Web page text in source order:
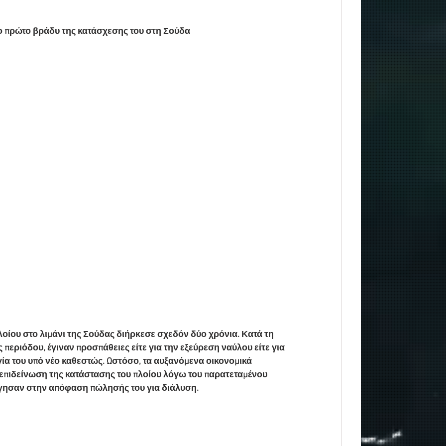
πρώτο βράδυ της κατάσχεσης του στη Σούδα
στο λιμάνι της Σούδας διήρκεσε σχεδόν δύο χρόνια. Κατά τη
περιόδου, έγιναν προσπάθειες είτε για την εξεύρεση ναύλου είτε για
του υπό νέο καθεστώς. Ωστόσο, τα αυξανόμενα οικονομικά
της κατάστασης του πλοίου λόγω του παρατεταμένου
στην απόφαση πώλησής του για διάλυση.